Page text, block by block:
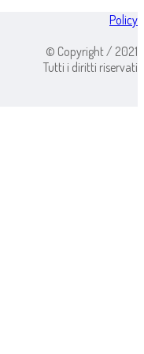
Policy
© Copyright / 2021
Tutti i diritti riservati